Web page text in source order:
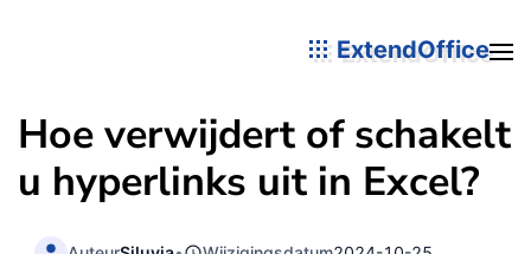
ExtendOffice
Hoe verwijdert of schakelt
u hyperlinks uit in Excel?